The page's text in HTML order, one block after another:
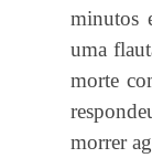
minutos
uma
morte
morrer